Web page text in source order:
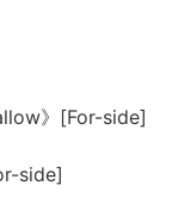
》[For-side]
side]